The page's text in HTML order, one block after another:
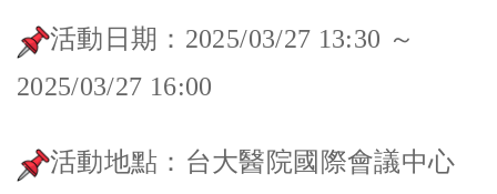
活動日期：2025/03/27 13:30 ～
2025/03/27 16:00
活動地點：台大醫院國際會議中心